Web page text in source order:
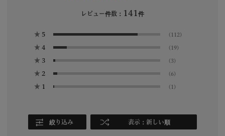
レビュー件数： 141 件
★ 5 (112)
★ 4 (19)
★ 3 (3)
★ 2 (6)
★ 1 (1)
絞り込み 表示：新しい順